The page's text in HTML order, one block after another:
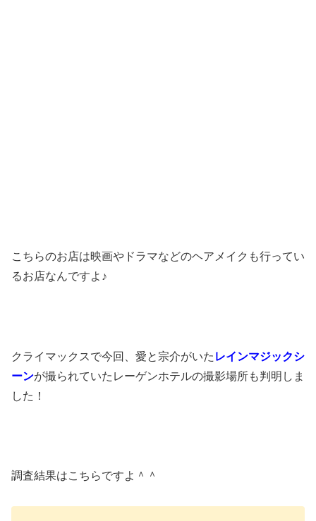
こちらのお店は映画やドラマなどのヘアメイクも行ってい
るお店なんですよ♪
クライマックスで今回、愛と宗介がいた レインマジックシ
ーンが撮られていたレーゲンホテルの撮影場所も判明しま
した！
調査結果はこちらですよ＾＾